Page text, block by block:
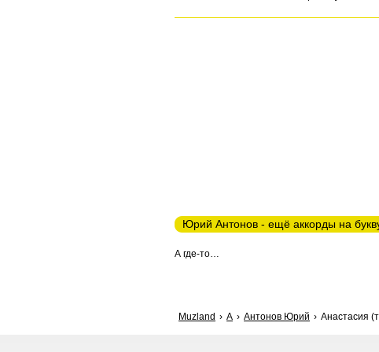
Юрий Антонов - ещё аккорды на
А где-то…
Muzland А Антонов Юрий Анастасия